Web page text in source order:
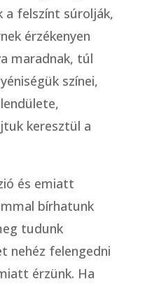
a felszínt súrolják,
érzékenyen
maradnak, túl
színei,
keresztül a
és emiatt
bírhatunk
tudunk
nehéz felengedni
érzünk. Ha